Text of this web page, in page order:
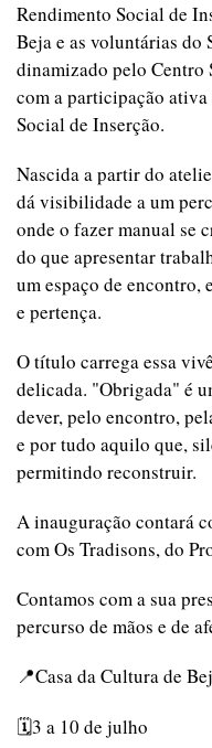
Rendimento Social de
Beja e as voluntárias do
dinamizado pelo Centro
com a participação
Social de Inserção.
Nascida a partir do
dá visibilidade a um
onde o fazer manual se
do que apresentar
um espaço de encontro,
e pertença.
O título carrega essa
delicada. "Obrigada" é
dever, pelo encontro,
e por tudo aquilo que,
permitindo reconstruir.
A inauguração contará
com Os Tradisons, do
Contamos com a sua
percurso de mãos e de
📍Casa da Cultura de
🗓️3 a 10 de julho